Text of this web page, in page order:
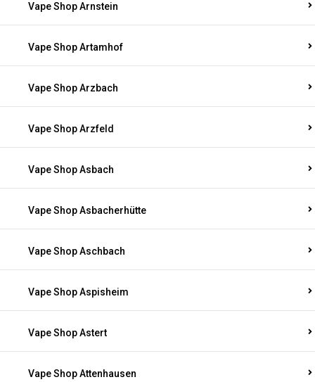
Vape Shop Arnstein
Vape Shop Artamhof
Vape Shop Arzbach
Vape Shop Arzfeld
Vape Shop Asbach
Vape Shop Asbacherhütte
Vape Shop Aschbach
Vape Shop Aspisheim
Vape Shop Astert
Vape Shop Attenhausen